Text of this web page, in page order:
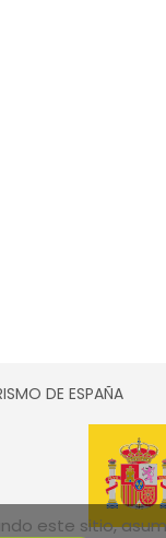
DE ESPAÑA
este sitio,